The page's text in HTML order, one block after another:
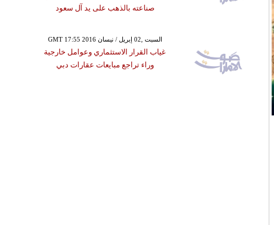
صناعته بالذهب على يد آل سعود
GMT 17:55 2016 السبت ,02 إبريل / نيسان
غياب القرار الاستثماري وعوامل خارجية
وراء تراجع مبايعات عقارات دبي